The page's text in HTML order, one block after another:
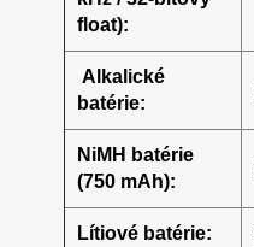
float):
Alkalické
batérie:
NiMH batérie
(750 mAh):
Lítiové batérie: